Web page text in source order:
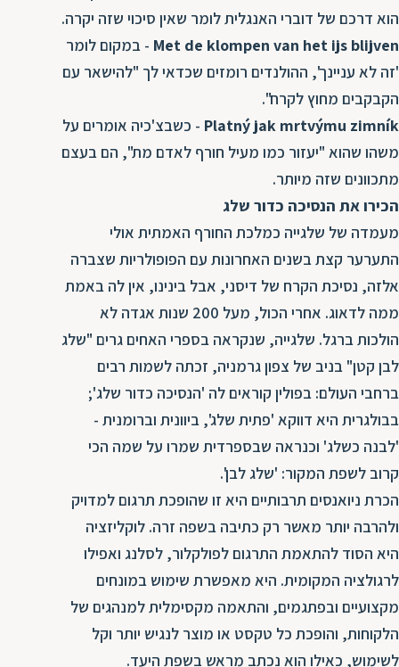
הוא דרכם של דוברי האנגלית לומר שאין סיכוי שזה יקרה.
Met de klompen van het ijs blijven - במקום לומר
'זה לא עניינך', ההולנדים רומזים שכדאי לך "להישאר עם
הקבקבים מחוץ לקרח".
Platný jak mrtvýmu zimník - כשבצ'כיה אומרים על
משהו שהוא "יעזור כמו מעיל חורף לאדם מת", הם בעצם
מתכוונים שזה מיותר.
הכירו את הנסיכה כדור שלג
מעמדה של שלגייה כמלכת החורף האמתית אולי
התערער קצת בשנים האחרונות עם הפופולריות שצברה
אלזה, נסיכת הקרח של דיסני, אבל בינינו, אין לה באמת
ממה לדאוג. אחרי הכול, מעל 200 שנות אגדה לא
הולכות ברגל. שלגייה, שנקראה בספרי האחים גרים "שלג
לבן קטן" בניב של צפון גרמניה, זכתה לשמות רבים
ברחבי העולם: בפולין קוראים לה 'הנסיכה כדור שלג';
בבולגרית היא דווקא 'פתית שלג', ביוונית וברומנית -
'לבנה כשלג' וכנראה שבספרדית שמרו על שמה הכי
קרוב לשפת המקור: 'שלג לבן'.
הכרת ניואנסים תרבותיים היא זו שהופכת תרגום למדויק
ולהרבה יותר מאשר רק כתיבה בשפה זרה. לוקליזציה
היא הסוד להתאמת התרגום לפולקלור, לסלנג ואפילו
לרגולציה המקומית. היא מאפשרת שימוש במונחים
מקצועיים ובפתגמים, והתאמה מקסימלית למנהגים של
הלקוחות, והופכת כל טקסט או מוצר לנגיש יותר וקל
לשימוש, כאילו הוא נכתב מראש בשפת היעד.